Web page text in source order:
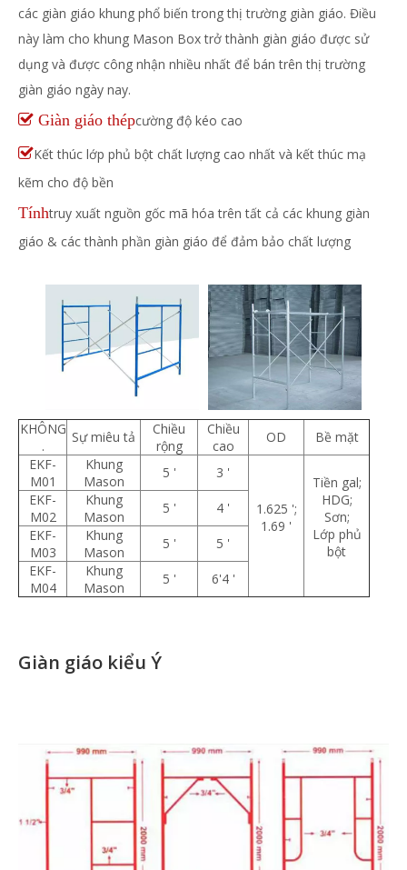
các giàn giáo khung phổ biến trong thị trường giàn giáo. Điều
này làm cho khung Mason Box trở thành giàn giáo được sử
dụng và được công nhận nhiều nhất để bán trên thị trường
giàn giáo ngày nay.
 Giàn giáo thépcường độ kéo cao
Kết thúc lớp phủ bột chất lượng cao nhất và kết thúc mạ
kẽm cho độ bền
Tínhtruy xuất nguồn gốc mã hóa trên tất cả các khung giàn
giáo & các thành phần giàn giáo để đảm bảo chất lượng
KHÔNG
.
Sự miêu tả
Chiều
rộng
Chiều
cao
OD
Bề mặt
EKF-
M01
Khung
Mason
5 ' 3 '
1.625 ';
1.69 '
Tiền gal;
HDG;
Sơn;
Lớp phủ
bột
EKF-
M02
Khung
Mason
5 '
4 '
EKF-
M03
Khung
Mason
5 '
5 '
EKF-
M04
Khung
Mason
5 ' 6'4 '
Giàn giáo kiểu Ý